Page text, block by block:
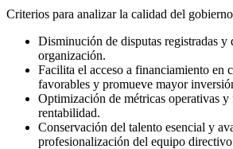
Criterios para analizar la calidad del
Disminución de disputas registradas y
organización.
Facilita el acceso a financiamiento en
favorables y promueve mayor
Optimización de métricas operativas
rentabilidad.
Conservación del talento esencial y
profesionalización del equipo